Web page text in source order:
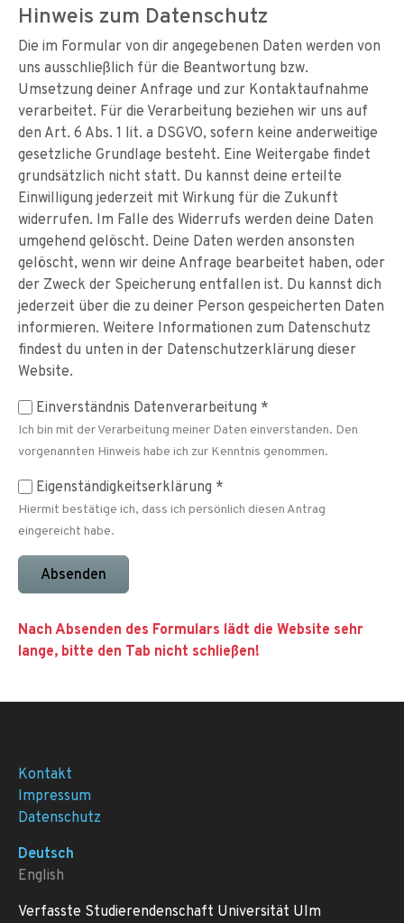
Hinweis zum Datenschutz
Die im Formular von dir angegebenen Daten werden von
uns ausschließlich für die Beantwortung bzw.
Umsetzung deiner Anfrage und zur Kontaktaufnahme
verarbeitet. Für die Verarbeitung beziehen wir uns auf
den Art. 6 Abs. 1 lit. a DSGVO, sofern keine anderweitige
gesetzliche Grundlage besteht. Eine Weitergabe findet
grundsätzlich nicht statt. Du kannst deine erteilte
Einwilligung jederzeit mit Wirkung für die Zukunft
widerrufen. Im Falle des Widerrufs werden deine Daten
umgehend gelöscht. Deine Daten werden ansonsten
gelöscht, wenn wir deine Anfrage bearbeitet haben, oder
der Zweck der Speicherung entfallen ist. Du kannst dich
jederzeit über die zu deiner Person gespeicherten Daten
informieren. Weitere Informationen zum Datenschutz
findest du unten in der Datenschutzerklärung dieser
Website.
Einverständnis Datenverarbeitung *
Ich bin mit der Verarbeitung meiner Daten einverstanden. Den
vorgenannten Hinweis habe ich zur Kenntnis genommen.
Eigenständigkeitserklärung *
Hiermit bestätige ich, dass ich persönlich diesen Antrag
eingereicht habe.
Absenden
Nach Absenden des Formulars lädt die Website sehr
lange, bitte den Tab nicht schließen!
Kontakt
Impressum
Datenschutz
Deutsch
English
Verfasste Studierendenschaft Universität Ulm